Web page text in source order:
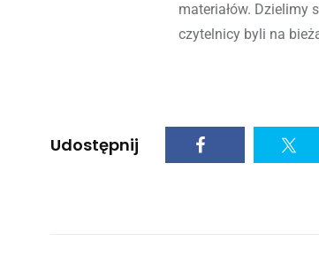
materiałów. Dzielimy
czytelnicy byli na
Udostępnij